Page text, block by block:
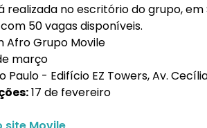
no escritório do grupo, em
50 vagas disponíveis.
Afro Grupo Movile
março
Paulo - Edifício EZ Towers, Av.
17 de fevereiro